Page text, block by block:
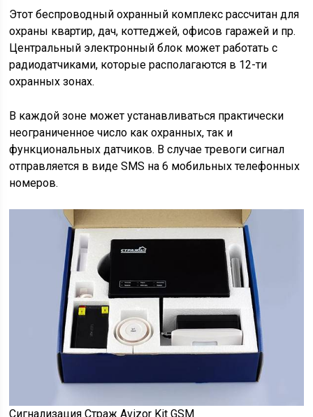
Этот беспроводный охранный комплекс рассчитан для
охраны квартир, дач, коттеджей, офисов гаражей и пр.
Центральный электронный блок может работать с
радиодатчиками, которые располагаются в 12-ти
охранных зонах.
В каждой зоне может устанавливаться практически
неограниченное число как охранных, так и
функциональных датчиков. В случае тревоги сигнал
отправляется в виде SMS на 6 мобильных телефонных
номеров.
Сигнализация Страж Avizor Kit GSM